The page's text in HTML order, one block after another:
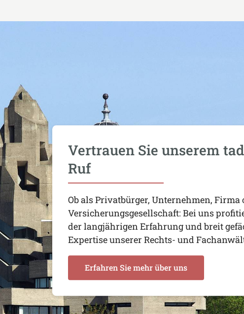
Vertrauen Sie unserem
Ruf
Ob als Privatbürger, Unternehmen, Firma
Versicherungsgesellschaft: Bei uns
der langjährigen Erfahrung und breit
Expertise unserer Rechts- und
Erfahren Sie mehr über uns